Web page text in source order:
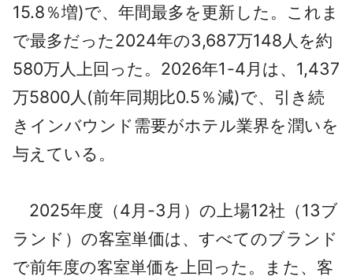
15.8％増)で、年間最多を更新した。これま
で最多だった2024年の3,687万148人を約
580万人上回った。2026年1-4月は、1,437
万5800人(前年同期比0.5％減)で、引き続
きインバウンド需要がホテル業界を潤いを
与えている。
2025年度（4月-3月）の上場12社（13ブ
ランド）の客室単価は、すべてのブランド
で前年度の客室単価を上回った。また、客